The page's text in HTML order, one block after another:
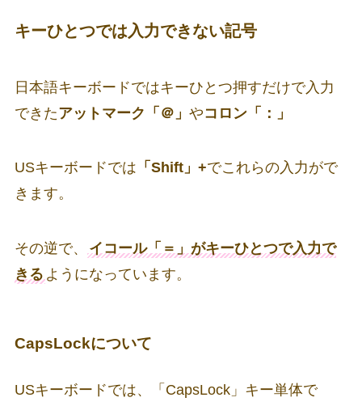
キーひとつでは入力できない記号
日本語キーボードではキーひとつ押すだけで入力
できたアットマーク「＠」 やコロン「：」
USキーボードでは 「Shift」+でこれらの入力がで
きます。
その逆で、
イコール「＝」がキーひとつで入力で
きる ようになっています。
CapsLockについて
USキーボードでは、「CapsLock」キー単体で